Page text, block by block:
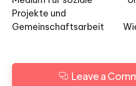
Projekte und
Gemeinschaftsarbeit
Leave a